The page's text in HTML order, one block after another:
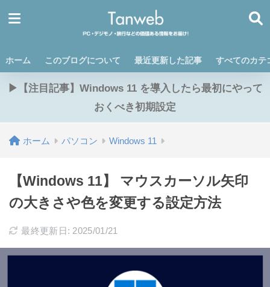
ホーム このブログについて 最近更新した記事 すべてのカテ
▶【注目記事】Windows 11 を導入したら最初にやって
おくべき初期設定
ホーム パソコン Windows 11
【Windows 11】 マウスカーソル矢印
の大きさや色を変更する設定方法
最終更新日: 2025/01/21